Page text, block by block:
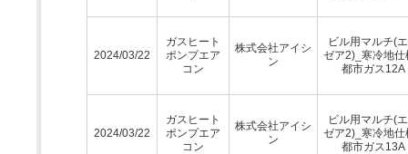
2024/03/22
ガスヒート
ポンプエア
コン
株式会社アイシ
ン
ビル用マルチ(
ゼア2)_寒冷地仕
都市ガス12A
2024/03/22
ガスヒート
ポンプエア
コン
株式会社アイシ
ン
ビル用マルチ(
ゼア2)_寒冷地仕
都市ガス13A